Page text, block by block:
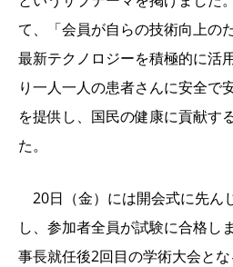
て、「会員が自らの技術向上の
最新テクノロジーを積極的に活
り一人一人の患者さんに安全で
を提供し、国民の健康に貢献す
た。
20日（金）には開会式に先ん
し、参加者全員が試験に合格し
事長就任後2回目の学術大会と